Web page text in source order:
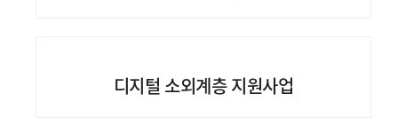
디지털 소외계층 지원사업